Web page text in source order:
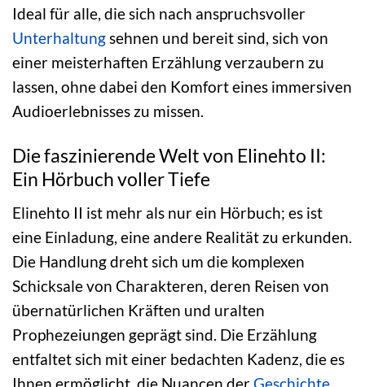
Ideal für alle, die sich nach anspruchsvoller
Unterhaltungsehnen und bereit sind, sich von
einer meisterhaften Erzählung verzaubern zu
lassen, ohne dabei den Komfort eines immersiven
Audioerlebnisses zu missen.
Die faszinierende Welt von Elinehto II:
Ein Hörbuch voller Tiefe
Elinehto II ist mehr als nur ein Hörbuch; es ist
eine Einladung, eine andere Realität zu erkunden.
Die Handlung dreht sich um die komplexen
Schicksale von Charakteren, deren Reisen von
übernatürlichen Kräften und uralten
Prophezeiungen geprägt sind. Die Erzählung
entfaltet sich mit einer bedachten Kadenz, die es
Ihnen ermöglicht, die Nuancen derGeschichte